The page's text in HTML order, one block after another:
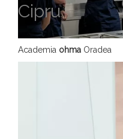
Cipru
Academia ohma Oradea